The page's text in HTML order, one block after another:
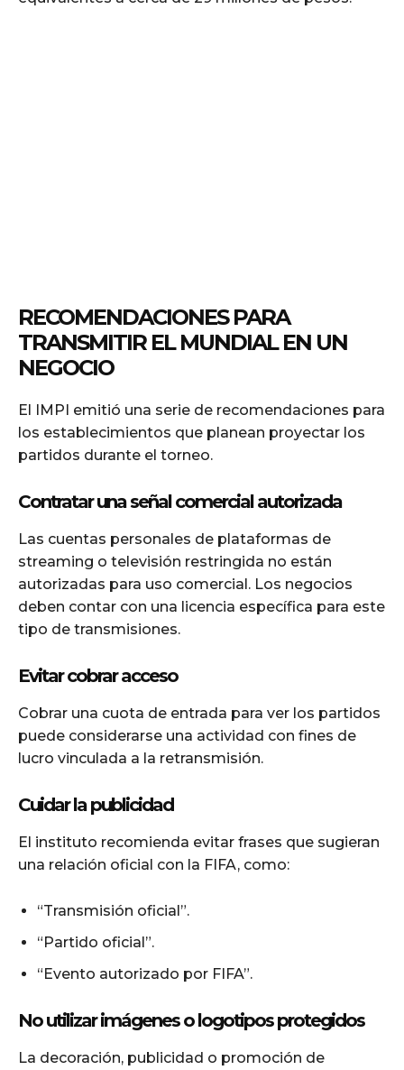
RECOMENDACIONES PARA
TRANSMITIR EL MUNDIAL EN UN
NEGOCIO
El IMPI emitió una serie de recomendaciones para
los establecimientos que planean proyectar los
partidos durante el torneo.
Contratar una señal comercial autorizada
Las cuentas personales de plataformas de
streaming o televisión restringida no están
autorizadas para uso comercial. Los negocios
deben contar con una licencia específica para este
tipo de transmisiones.
Evitar cobrar acceso
Cobrar una cuota de entrada para ver los partidos
puede considerarse una actividad con fines de
lucro vinculada a la retransmisión.
Cuidar la publicidad
El instituto recomienda evitar frases que sugieran
una relación oficial con la FIFA, como:
“Transmisión oficial”.
“Partido oficial”.
“Evento autorizado por FIFA”.
No utilizar imágenes o logotipos protegidos
La decoración, publicidad o promoción de